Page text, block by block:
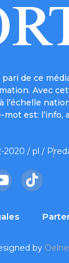
de ce
Avec
l’échelle
est: l’info,
2020 / pl / P
YouTubeTikTok
by